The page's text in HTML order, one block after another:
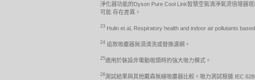
淨化器功能的Dyson Pure Cool Link智慧空氣清淨氣流倍增器
可能 存在差異。
23 Hulin et al, Respiratory health and indoor air pollutants
24 這款吸塵器無須清洗或替換濾網。
25適用於裝設非電動吸頭時的強大吸力模式。
26測試結果與其他戴森無線吸塵器比較。吸力測試根據 IEC